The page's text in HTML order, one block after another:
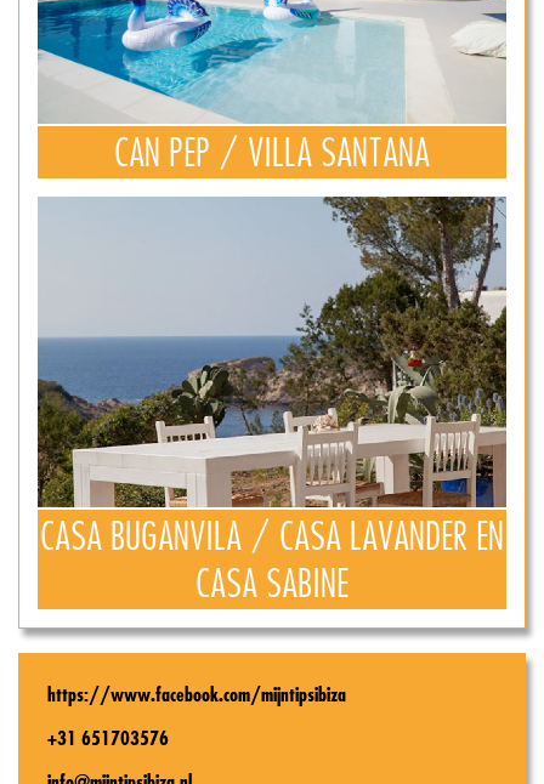
CAN PEP / VILLA SANTANA
CASA BUGANVILA / CASA LAVANDER EN
CASA SABINE
https://www.facebook.com/mijntipsibiza
+31 651703576